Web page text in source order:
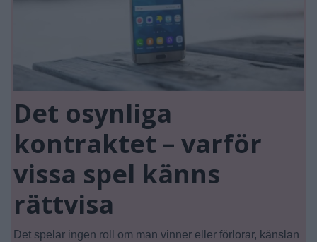
Det osynliga
kontraktet – varför
vissa spel känns
rättvisa
Det spelar ingen roll om man vinner eller förlorar, känslan